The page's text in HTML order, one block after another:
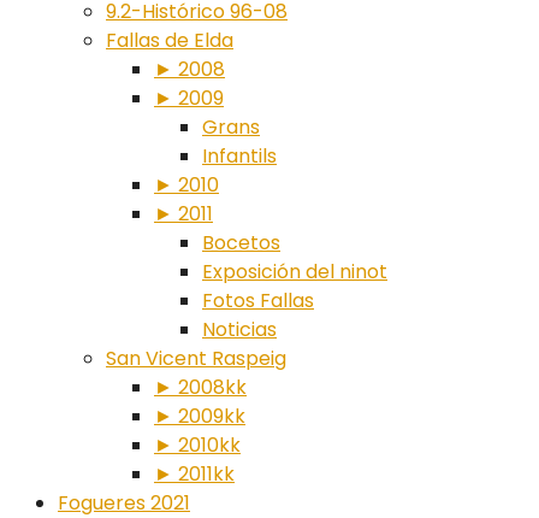
9.2-Histórico 96-08
Fallas de Elda
► 2008
► 2009
Grans
Infantils
► 2010
► 2011
Bocetos
Exposición del ninot
Fotos Fallas
Noticias
San Vicent Raspeig
► 2008kk
► 2009kk
► 2010kk
► 2011kk
Fogueres 2021